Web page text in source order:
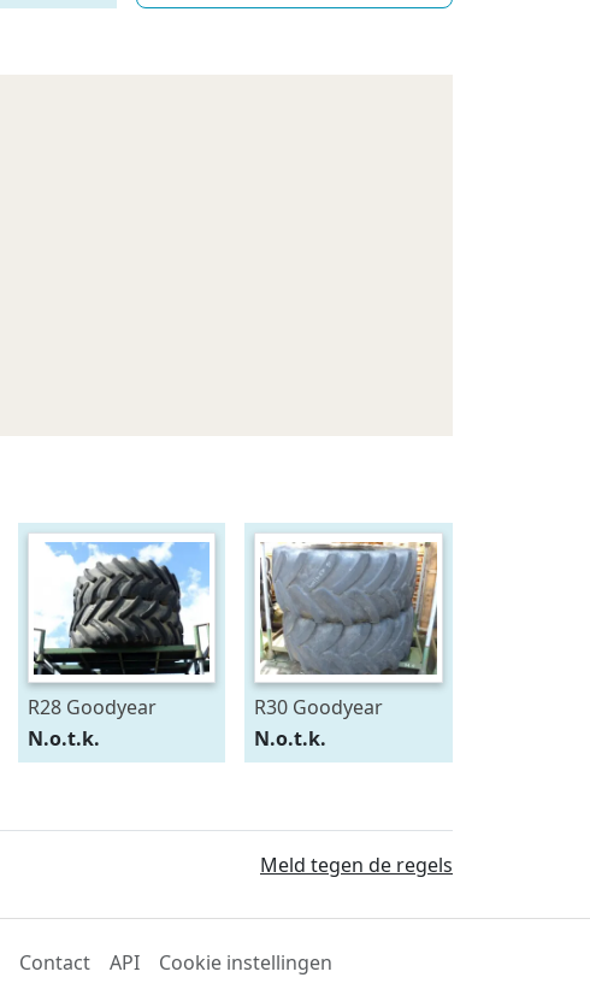
R28 Goodyear
540/75R28
N.o.t.k.
R30 Goodyear
600/70R30
N.o.t.k.
Meld tegen de regels
Contact API Cookie instellingen